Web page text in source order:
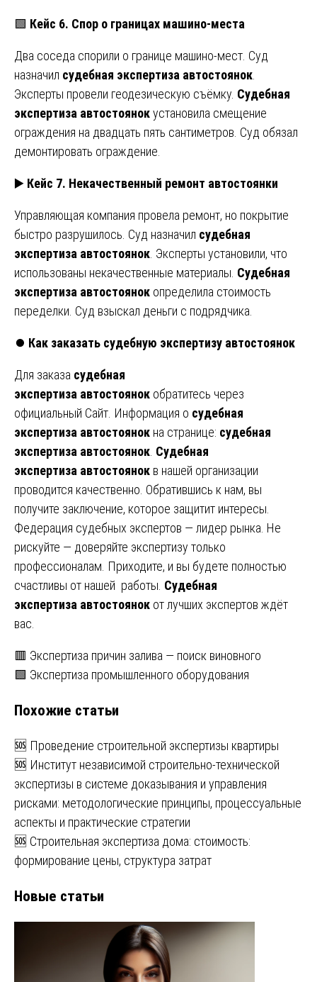
🟩 Кейс 6. Спор о границах машино-места
Два соседа спорили о границе машино-мест. Суд
назначил судебная экспертиза автостоянок
Эксперты провели геодезическую съёмку. Судебная
экспертиза автостоянокустановила смещение
ограждения на двадцать пять сантиметров. Суд обязал
демонтировать ограждение.
▶️ Кейс 7. Некачественный ремонт автостоянки
Управляющая компания провела ремонт, но покрытие
быстро разрушилось. Суд назначил судебная
экспертиза автостоянок . Эксперты установили, что
использованы некачественные материалы. Судебная
экспертиза автостоянок определила стоимость
переделки. Суд взыскал деньги с подрядчика.
⏺️ Как заказать судебную экспертизу автостоянок
Для заказа судебная
экспертиза автостоянок обратитесь через
официальный Сайт. Информация о судебная
экспертиза автостоянок на странице: судебная
экспертиза автостоянок Судебная
экспертиза автостоянок в нашей организации
проводится качественно. Обратившись к нам, вы
получите заключение, которое защитит интересы.
Федерация судебных экспертов — лидер рынка. Не
рискуйте — доверяйте экспертизу только
профессионалам. Приходите, и вы будете полностью
счастливы от нашей работы. Судебная
экспертиза автостоянок от лучших экспертов ждёт
вас.
Навигация
записям
🟥 Экспертиза причин залива — поиск виновного
🟩 Экспертиза промышленного оборудования
Похожие статьи
🆘 Проведение строительной экспертизы квартиры
🆘 Институт независимой строительно-технической
экспертизы в системе доказывания и управления
рисками: методологические принципы, процессуальные
аспекты и практические стратегии
🆘 Строительная экспертиза дома: стоимость:
формирование цены, структура затрат
Новые статьи